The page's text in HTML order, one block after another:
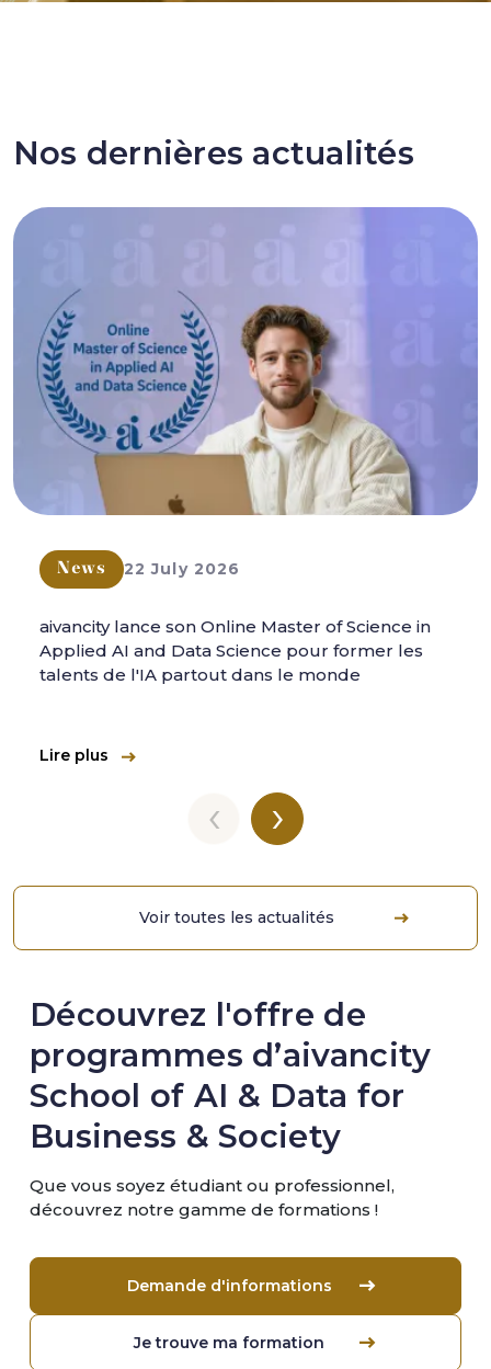
Nos dernières actualités
News 22 July 2026
aivancity lance son Online Master of Science in
Applied AI and Data Science pour former les
talents de l'IA partout dans le monde
Lire plus
‹ ›
Voir toutes les actualités
Découvrez l'offre de
programmes d’aivancity
School of AI & Data for
Business & Society
Que vous soyez étudiant ou professionnel,
découvrez notre gamme de formations !
Demande d'informations
Je trouve ma formation